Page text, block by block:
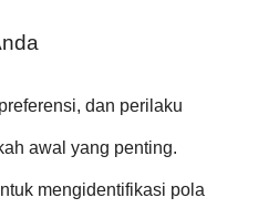
dan perilaku
awal yang penting.
mengidentifikasi pola